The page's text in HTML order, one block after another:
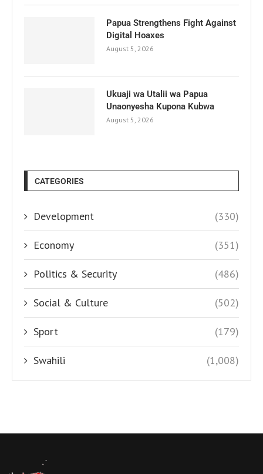
Papua Strengthens Fight Against
Digital Hoaxes
August 5, 2026
Ukuaji wa Utalii wa Papua
Unaonyesha Kupona Kubwa
August 5, 2026
CATEGORIES
Development (330)
Economy (351)
Politics & Security (486)
Social & Culture (502)
Sport (179)
Swahili (1,008)